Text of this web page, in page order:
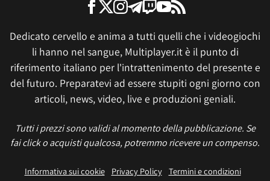
Dedicato cervello e anima a tutti quelli che i videogiochi
li hanno nel sangue, Multiplayer.it è il punto di
riferimento italiano per l'intrattenimento del presente e
del futuro. Preparatevi ad essere stupiti ogni giorno con
articoli, news, video, live e produzioni geniali.
Tutti i prezzi sono validi al momento della pubblicazione. Se
fai click o acquisti qualcosa, potremmo ricevere un compenso.
Informativa sui cookie Privacy Policy
Termini e condizioni